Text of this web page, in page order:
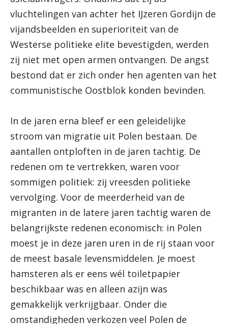
vluchtelingen van achter het IJzeren Gordijn de
vijandsbeelden en superioriteit van de
Westerse politieke elite bevestigden, werden
zij niet met open armen ontvangen. De angst
bestond dat er zich onder hen agenten van het
communistische Oostblok konden bevinden.
In de jaren erna bleef er een geleidelijke
stroom van migratie uit Polen bestaan. De
aantallen ontploften in de jaren tachtig. De
redenen om te vertrekken, waren voor
sommigen politiek: zij vreesden politieke
vervolging. Voor de meerderheid van de
migranten in de latere jaren tachtig waren de
belangrijkste redenen economisch: in Polen
moest je in deze jaren uren in de rij staan voor
de meest basale levensmiddelen. Je moest
hamsteren als er eens wél toiletpapier
beschikbaar was en alleen azijn was
gemakkelijk verkrijgbaar. Onder die
omstandigheden verkozen veel Polen de